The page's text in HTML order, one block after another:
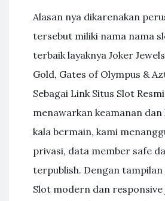
Alasan nya dikarenakan
tersebut miliki nama nama
terbaik layaknya Joker
Gold, Gates of Olympus &
Sebagai Link Situs Slot
menawarkan keamanan dan
kala bermain, kami
privasi, data member safe
terpublish. Dengan
Slot modern dan